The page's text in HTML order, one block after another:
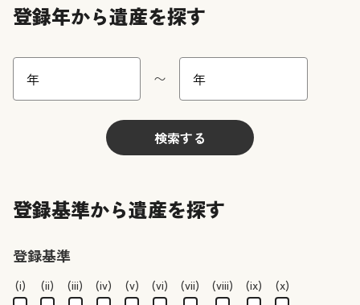
登録年から遺産を探す
〜
検索する
登録基準から遺産を探す
登録基準
(i) (ii) (iii) (iv) (v) (vi) (vii) (viii) (ix) (x)